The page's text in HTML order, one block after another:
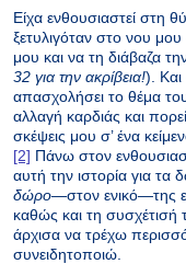
Είχα ενθουσιαστεί στη
ξετυλιγόταν στο νου
μου και να τη διάβαζα
32 για την ακρίβεια!). Και
απασχολήσει το θέμα
αλλαγή καρδιάς και
σκέψεις μου σ’ ένα
[2] Πάνω στον
αυτή την ιστορία για
δώρο—στον ενικό—της
καθώς και τη συσχέτισή
άρχισα να τρέχω
συνειδητοποιώ.